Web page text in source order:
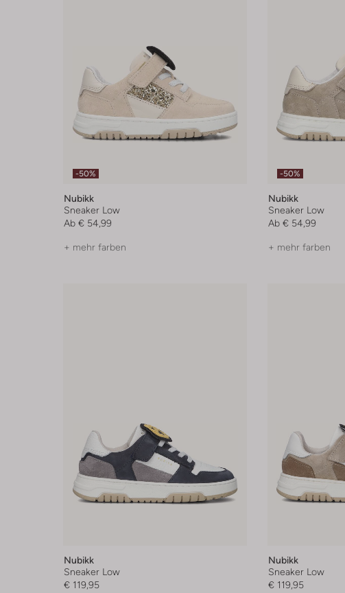
-50%
Nubikk
Sneaker Low
Ab € 54,99
+ mehr farben
-50%
Nubikk
Sneaker Low
Ab € 54,99
+ mehr farben
Nubikk
Sneaker Low
€ 119,95
Nubikk
Sneaker Low
€ 119,95